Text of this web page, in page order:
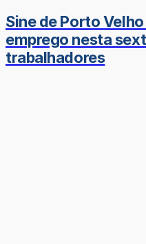
Sine de Porto
emprego nesta
trabalhadores